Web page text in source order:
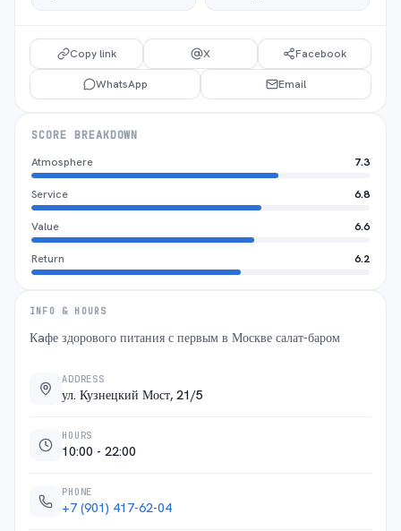
Copy link X Facebook
WhatsApp Email
SCORE BREAKDOWN
Atmosphere
7.3
Service 6.8
Value 6.6
Return 6.2
INFO & HOURS
Кaфе здорового питания с первым в Москве салат-баром
ADDRESS
ул. Кузнецкий Мост, 21/5
HOURS
10:00 - 22:00
PHONE
+7 (901) 417-62-04